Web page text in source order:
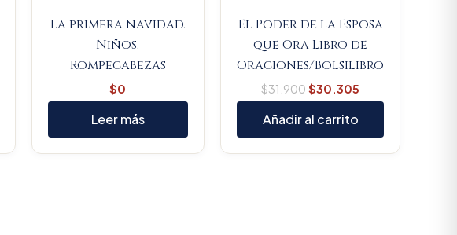
La primera navidad.
Niños.
Rompecabezas
$0
Leer más
El Poder de la Esposa
que Ora Libro de
Oraciones/Bolsilibro
$31.900$30.305
Añadir al carrito